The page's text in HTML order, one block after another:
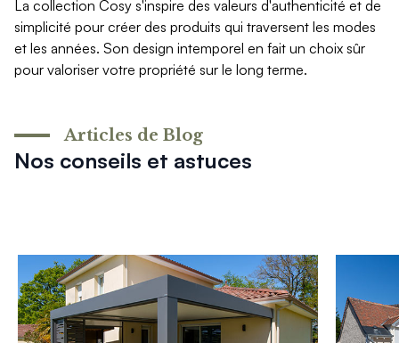
La collection Cosy s'inspire des valeurs d'authenticité et de
simplicité pour créer des produits qui traversent les modes
et les années. Son design intemporel en fait un choix sûr
pour valoriser votre propriété sur le long terme.
Nos conseils et astuces
Articles de Blog